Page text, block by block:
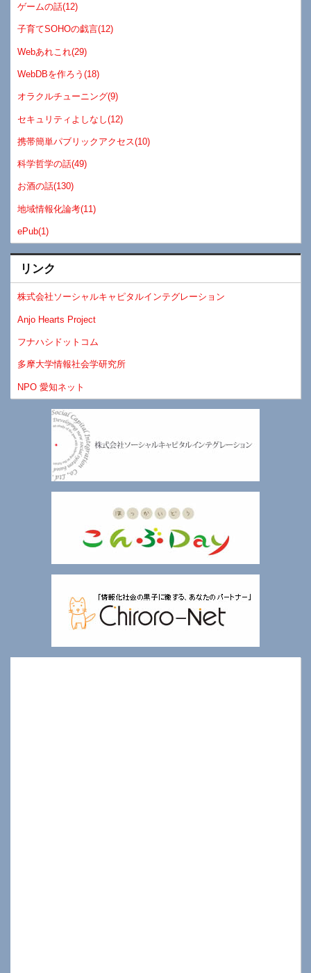
ゲームの話(12)
子育てSOHOの戯言(12)
Webあれこれ(29)
WebDBを作ろう(18)
オラクルチューニング(9)
セキュリティよしなし(12)
携帯簡単パブリックアクセス(10)
科学哲学の話(49)
お酒の話(130)
地域情報化論考(11)
ePub(1)
リンク
株式会社ソーシャルキャピタルインテグレーション
Anjo Hearts Project
フナハシドットコム
多摩大学情報社会学研究所
NPO 愛知ネット